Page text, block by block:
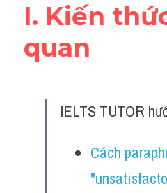
Cách dùng từ
Phân biệt từ
Writing
I. Kiến
quan
IELTS TUTOR
Cách